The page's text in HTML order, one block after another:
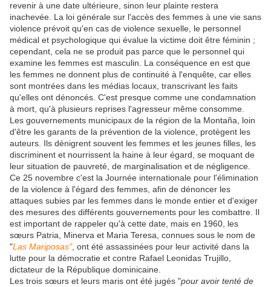
revenir à une date ultérieure, sinon leur plainte restera
inachevée. La loi générale sur l'accès des femmes à une vie sans
violence prévoit qu'en cas de violence sexuelle, le personnel
médical et psychologique qui évalue la victime doit être féminin ;
cependant, cela ne se produit pas parce que le personnel qui
examine les femmes est masculin. La conséquence en est que
les femmes ne donnent plus de continuité à l'enquête, car elles
sont montrées dans les médias locaux, transcrivant les faits
qu'elles ont dénoncés. C'est presque comme une condamnation
à mort, qu'à plusieurs reprises l'agresseur même consomme.
Les gouvernements municipaux de la région de la Montaña, loin
d'être les garants de la prévention de la violence, protègent les
auteurs. Ils dénigrent souvent les femmes et les jeunes filles, les
discriminent et nourrissent la haine à leur égard, se moquant de
leur situation de pauvreté, de marginalisation et de négligence.
Ce 25 novembre c'est la Journée internationale pour l'élimination
de la violence à l'égard des femmes, afin de dénoncer les
attaques subies par les femmes dans le monde entier et d'exiger
des mesures des différents gouvernements pour les combattre. Il
est important de rappeler qu'à cette date, mais en 1960, les
sœurs Patria, Minerva et Maria Teresa, connues sous le nom de
"Las Mariposas", ont été assassinées pour leur activité dans la
lutte pour la démocratie et contre Rafael Leonidas Trujillo,
dictateur de la République dominicaine.
Les trois sœurs et leurs maris ont été jugés "pour avoir tenté de